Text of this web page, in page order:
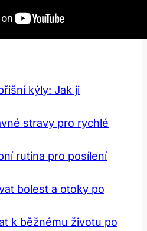
kýly: Jak ji
stravy pro rychlé
rutina pro posílení
bolest a otoky po
k běžnému životu po